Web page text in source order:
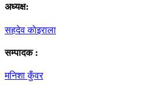
अध्यक्ष:
सहदेव काेइराला
सम्पादक :
मनिशा कुँवर